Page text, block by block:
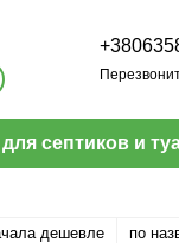
септиков и
дешевле по